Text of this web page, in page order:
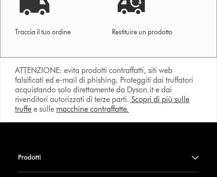
Traccia il tuo ordine Restituire un prodotto
ATTENZIONE: evita prodotti contraffatti, siti web
falsificati ed e-mail di phishing. Proteggiti dai truffatori
acquistando solo direttamente da Dyson.it e dai
rivenditori autorizzati di terze parti. Scopri di più sulle
truffe e sulle macchine contraffatte.
Prodotti